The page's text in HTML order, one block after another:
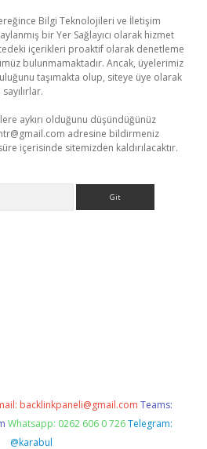
Bilgi Teknolojileri ve İletişim
bir Yer Sağlayıcı olarak hizmet
içerikleri proaktif olarak denetleme
bulunmamaktadır. Ancak, üyelerimiz
taşımakta olup, siteye üye olarak
aykırı olduğunu düşündüğünüz
adresine bildirmeniz
içerisinde sitemizden kaldırılacaktır.
backlinkpaneli@gmail.com Teams:
Whatsapp: 0262 606 0 726 Telegram:
@karabul